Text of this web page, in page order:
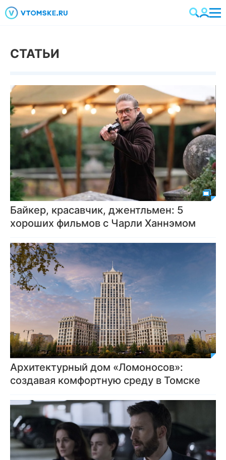
СТАТЬИ
Байкер, красавчик, джентльмен: 5
хороших фильмов с Чарли Ханнэмом
Архитектурный дом «Ломоносов»:
создавая комфортную среду в Томске